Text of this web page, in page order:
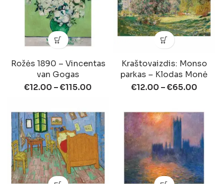
Rožės 1890 – Vincentas
van Gogas
€12.00 –€115.00
Kraštovaizdis: Monso
parkas – Klodas Monė
€12.00 –€65.00